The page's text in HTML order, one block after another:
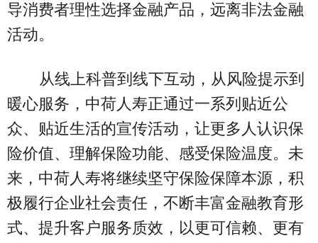
导消费者理性选择金融产品，远离非法金融
活动。
从线上科普到线下互动，从风险提示到
暖心服务，中荷人寿正通过一系列贴近公
众、贴近生活的宣传活动，让更多人认识保
险价值、理解保险功能、感受保险温度。未
来，中荷人寿将继续坚守保险保障本源，积
极履行企业社会责任，不断丰富金融教育形
式、提升客户服务质效，以更可信赖、更有